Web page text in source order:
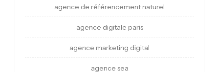
agence de référencement naturel
agence digitale paris
agence marketing digital
agence sea